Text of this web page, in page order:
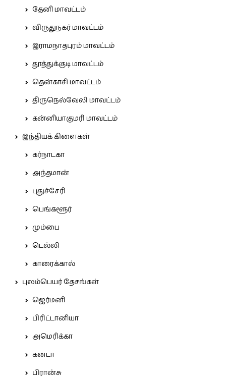
தேனி மாவட்டம்
விருதுநகர் மாவட்டம்
இராமநாதபுரம் மாவட்டம்
தூத்துக்குடி மாவட்டம்
தென்காசி மாவட்டம்
திருநெல்வேலி மாவட்டம்
கன்னியாகுமரி மாவட்டம்
இந்தியக் கிளைகள்
கர்நாடகா
அந்தமான்
புதுச்சேரி
பெங்களூர்
மும்பை
டெல்லி
காரைக்கால்
புலம்பெயர் தேசங்கள்
ஜெர்மனி
பிரிட்டானியா
அமெரிக்கா
கனடா
பிரான்சு